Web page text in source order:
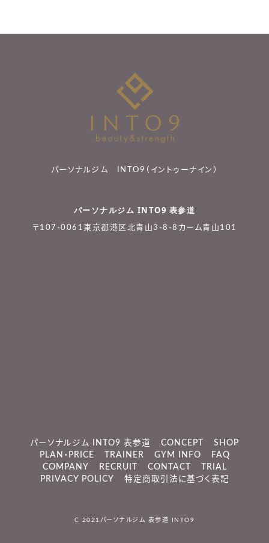
パーソナルジム INTO9（イントゥーナイン）
パーソナルジム INTO9 表参道
〒107-0061東京都港区北青山3-8-8カーム青山101
パーソナルジム INTO9 表参道 CONCEPT
SHOP
PLAN・PRICE
TRAINER GYM INFO
FAQ
COMPANY
RECRUIT CONTACT
TRIAL
PRIVACY POLICY
特定商取引法に基づく表記
C 2021 パーソナルジム 表参道 INTO9